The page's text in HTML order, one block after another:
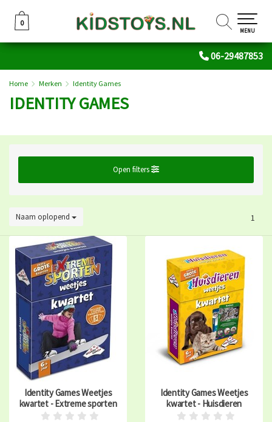
06-29487853
0
0
MENU
Home Merken Identity Games
IDENTITY GAMES
Open filters
Naam oplopend 1
Identity Games Weetjes
kwartet - Extreme sporten
Identity Games Weetjes
kwartet - Huisdieren